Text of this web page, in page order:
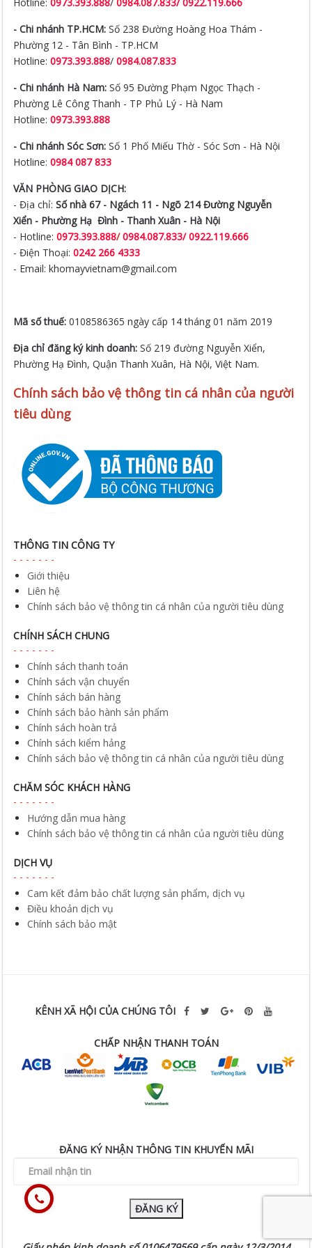
- Chi nhánh TP.HCM: Số 238 Đường Hoàng Hoa Thám -
Phường 12 - Tân Bình - TP.HCM
Hotline:0973.393.888/0984.087.833
- Chi nhánh Hà Nam: Số 95 Đường Phạm Ngọc Thạch -
Phường Lê Công Thanh - TP Phủ Lý - Hà Nam
Hotline:0973.393.888
- Chi nhánh Sóc Sơn: Số 1 Phố Miếu Thờ - Sóc Sơn - Hà Nội
Hotline:0984 087 833
VĂN PHÒNG GIAO DỊCH:
- Địa chỉ:Số nhà 67 - Ngách 11 - Ngõ 214 Đường Nguyễn
Xiển - Phường Hạ Đình - Thanh Xuân - Hà Nội
- Hotline:0973.393.888/ 0984.087.833/ 0922.119.666
- Điện Thoại:0242 266 4333
- Email: khomayvietnam@gmail.com
Mã số thuế:0108586365 ngày cấp 14 tháng 01 năm 2019
Địa chỉ đăng ký kinh doanh:Số 219 đường Nguyễn Xiển,
Phường Hạ Đình, Quận Thanh Xuân, Hà Nội, Việt Nam.
Chính sách bảo vệ thông tin cá nhân của người
tiêu dùng
THÔNG TIN CÔNG TY
Giới thiệu
Liên hệ
Chính sách bảo vệ thông tin cá nhân của người tiêu dùng
CHÍNH SÁCH CHUNG
Chính sách thanh toán
Chính sách vận chuyển
Chính sách bán hàng
Chính sách bảo hành sản phẩm
Chính sách hoàn trả
Chính sách kiểm hảng
Chính sách bảo vệ thông tin cá nhân của người tiêu dùng
CHĂM SÓC KHÁCH HÀNG
Hướng dẫn mua hàng
Chính sách bảo vệ thông tin cá nhân của người tiêu dùng
DỊCH VỤ
Cam kết đảm bảo chất lượng sản phẩm, dịch vụ
Điều khoản dịch vụ
Chính sách bảo mật
KÊNH XÃ HỘI CỦA CHÚNG TÔI
CHẤP NHẬN THANH TOÁN
ĐĂNG KÝ NHẬN THÔNG TIN KHUYẾN MÃI
ĐĂNG KÝ